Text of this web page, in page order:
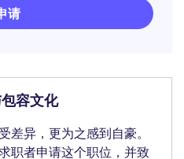
请
容文化
差异，更为之感到自豪。
职者申请这个职位，并致